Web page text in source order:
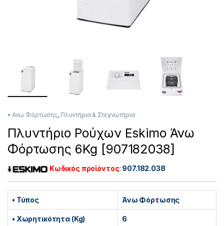
• Ανω Φόρτωσης, Πλυντήρια & Στεγνωτήρια
Πλυντήριο Ρούχων Eskimo Άνω
Φόρτωσης 6Kg [907182038]
Κωδικός προϊόντος: 907.182.038
• Τύπος Άνω Φόρτωσης
• Χωρητικότητα (Kg) 6